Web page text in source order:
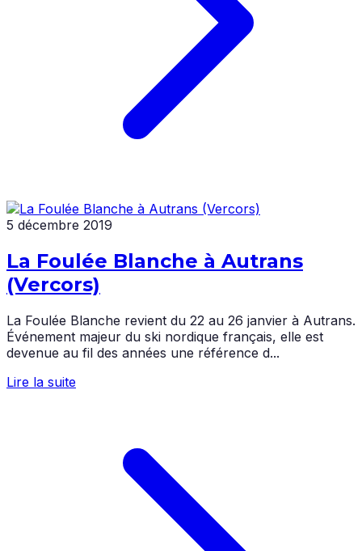
5 décembre 2019
La Foulée Blanche à Autrans
(Vercors)
La Foulée Blanche revient du 22 au 26 janvier à Autrans.
Événement majeur du ski nordique français, elle est
devenue au fil des années une référence d...
Lire la suite